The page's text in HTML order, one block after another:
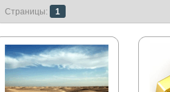
Страницы: 1